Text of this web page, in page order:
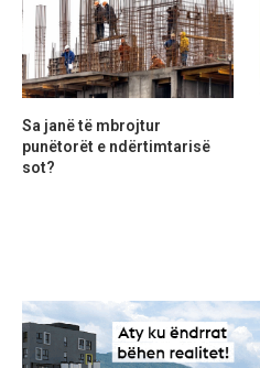
Sa janë të mbrojtur
punëtorët e ndërtimtarisë
sot?